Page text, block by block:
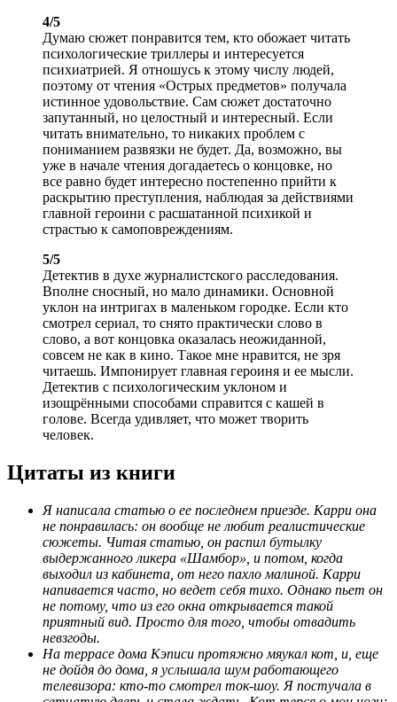
4/5
Думаю сюжет понравится тем, кто обожает читать
психологические триллеры и интересуется
психиатрией. Я отношусь к этому числу людей,
поэтому от чтения «Острых предметов» получала
истинное удовольствие. Сам сюжет достаточно
запутанный, но целостный и интересный. Если
читать внимательно, то никаких проблем с
пониманием развязки не будет. Да, возможно, вы
уже в начале чтения догадаетесь о концовке, но
все равно будет интересно постепенно прийти к
раскрытию преступления, наблюдая за действиями
главной героини с расшатанной психикой и
страстью к самоповреждениям.
5/5
Детектив в духе журналистского расследования.
Вполне сносный, но мало динамики. Основной
уклон на интригах в маленьком городке. Если кто
смотрел сериал, то снято практически слово в
слово, а вот концовка оказалась неожиданной,
совсем не как в кино. Такое мне нравится, не зря
читаешь. Импонирует главная героиня и ее мысли.
Детектив с психологическим уклоном и
изощрёнными способами справится с кашей в
голове. Всегда удивляет, что может творить
человек.
Цитаты из книги
Я написала статью о ее последнем приезде. Карри она
не понравилась: он вообще не любит реалистические
сюжеты. Читая статью, он распил бутылку
выдержанного ликера «Шамбор», и потом, когда
выходил из кабинета, от него пахло малиной. Карри
напивается часто, но ведет себя тихо. Однако пьет он
не потому, что из его окна открывается такой
приятный вид. Просто для того, чтобы отвадить
невзгоды.
На террасе дома Кэписи протяжно мяукал кот, и, еще
не дойдя до дома, я услышала шум работающего
телевизора: кто-то смотрел ток-шоу. Я постучала в